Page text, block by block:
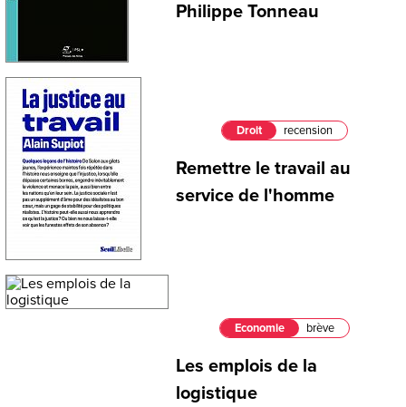
Philippe Tonneau
Droit recension
Remettre le travail au
service de l'homme
Economie brève
Les emplois de la
logistique